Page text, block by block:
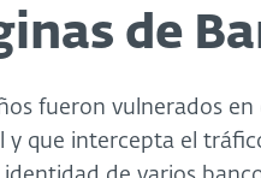
de
fueron vulnerados
y que intercepta el